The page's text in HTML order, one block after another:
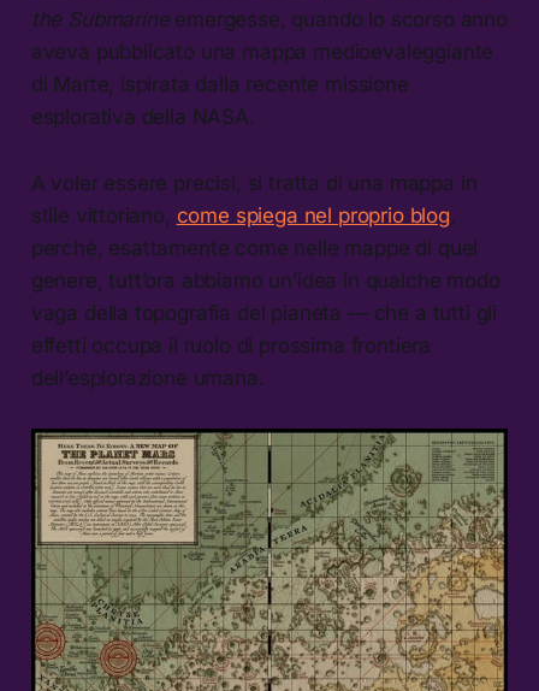
the Submarine emergesse, quando lo scorso anno
aveva pubblicato una mappa medioevaleggiante
di Marte, ispirata dalla recente missione
esplorativa della NASA.
A voler essere precisi, si tratta di una mappa in
stile vittoriano, come spiega nel proprio blog
perché, esattamente come nelle mappe di quel
genere, tutt’ora abbiamo un’idea in qualche modo
vaga della topografia del pianeta — che a tutti gli
effetti occupa il ruolo di prossima frontiera
dell’esplorazione umana.